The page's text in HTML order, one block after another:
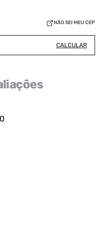
NÃO SEI MEU CEP
CALCULAR